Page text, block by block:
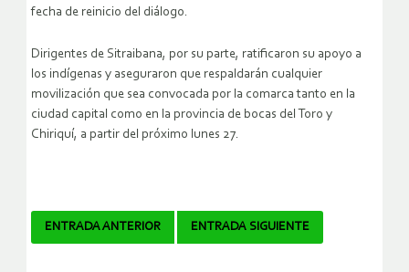
fecha de reinicio del diálogo.
Dirigentes de Sitraibana, por su parte, ratificaron su apoyo a
los indígenas y aseguraron que respaldarán cualquier
movilización que sea convocada por la comarca tanto en la
ciudad capital como en la provincia de bocas del Toro y
Chiriquí, a partir del próximo lunes 27.
Navegador
ENTRADA ANTERIOR ENTRADA SIGUIENTE